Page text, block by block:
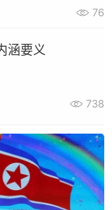
76
涵要义
738